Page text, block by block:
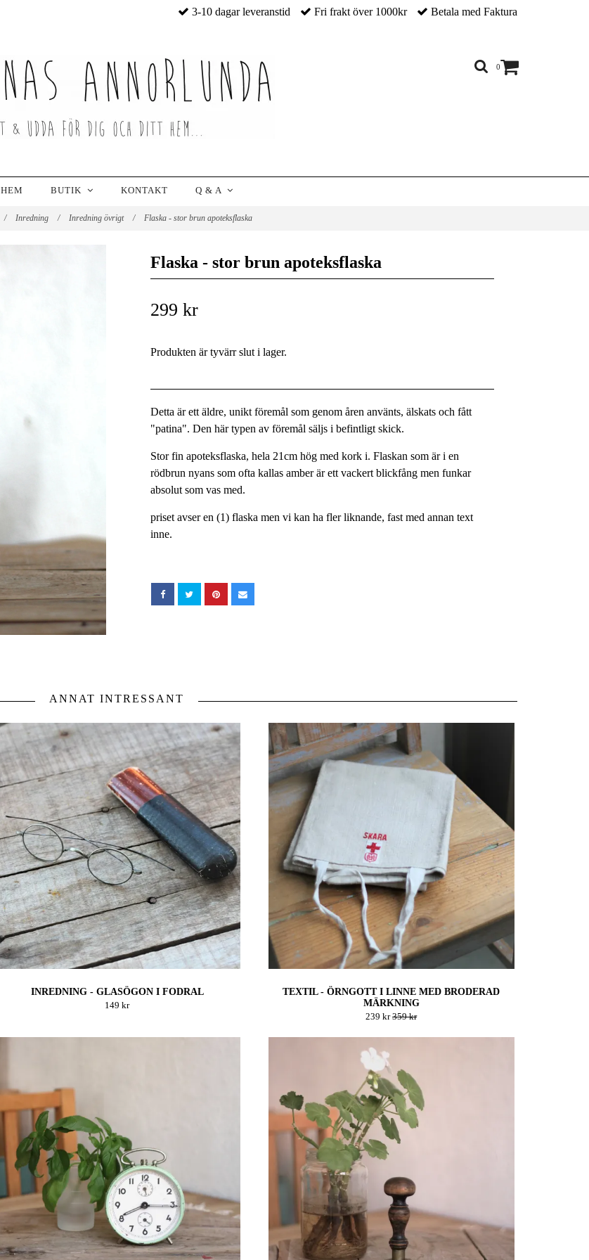
3-10 dagar leveranstid Fri frakt över 1000kr Betala med Faktura
0
HEM BUTIK KONTAKT Q & A
/ Inredning / Inredning övrigt / Flaska - stor brun apoteksflaska
Flaska - stor brun apoteksflaska
299 kr
Produkten är tyvärr slut i lager.
Detta är ett äldre, unikt föremål som genom åren använts, älskats och fått
"patina". Den här typen av föremål säljs i befintligt skick.
Stor fin apoteksflaska, hela 21cm hög med kork i. Flaskan som är i en
rödbrun nyans som ofta kallas amber är ett vackert blickfång men funkar
absolut som vas med.
priset avser en (1) flaska men vi kan ha fler liknande, fast med annan text
inne.
ANNAT INTRESSANT
INREDNING - GLASÖGON I FODRAL
149 kr
TEXTIL - ÖRNGOTT I LINNE MED BRODERAD
MÄRKNING
239 kr359 kr